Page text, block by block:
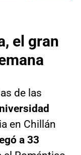
el gran
de las
en Chillán
a 33